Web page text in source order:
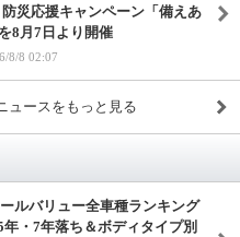
災応援キャンペーン「備えあ
8月7日より開催
8/8 02:07
ュースをもっと見る
ールバリュー全車種ランキング
・7年落ち＆ボディタイプ別